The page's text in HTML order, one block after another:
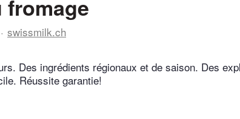
fromage
swissmilk.ch
Des ingrédients régionaux et de saison. Des
Réussite garantie!